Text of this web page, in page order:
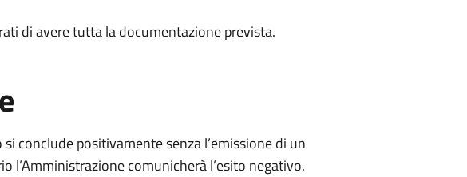
di avere tutta la documentazione prevista.
conclude positivamente senza l’emissione di un
l’Amministrazione comunicherà l’esito negativo.